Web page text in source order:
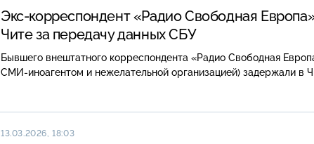
Экс-корреспондент «Радио Свободная
Чите за передачу данных СБУ
Бывшего внештатного корреспондента «Радио Свободная
СМИ-иноагентом и нежелательной организацией) задержали в
13.03.2026, 18:03